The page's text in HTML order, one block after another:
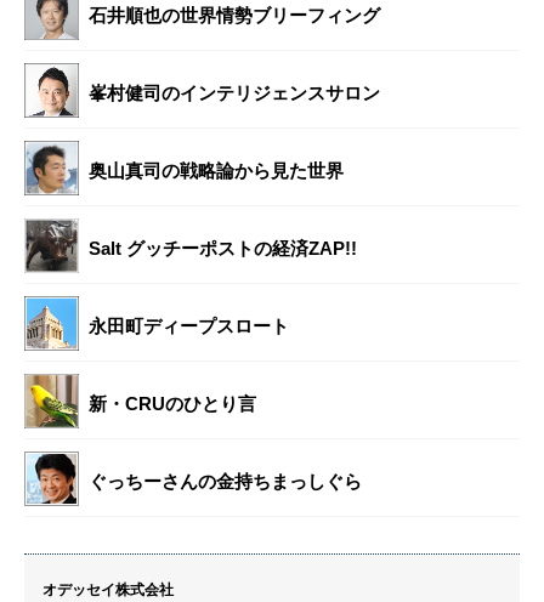
石井順也の世界情勢ブリーフィング
峯村健司のインテリジェンスサロン
奥山真司の戦略論から見た世界
Salt グッチーポストの経済ZAP!!
永田町ディープスロート
新・CRUのひとり言
ぐっちーさんの金持ちまっしぐら
オデッセイ株式会社